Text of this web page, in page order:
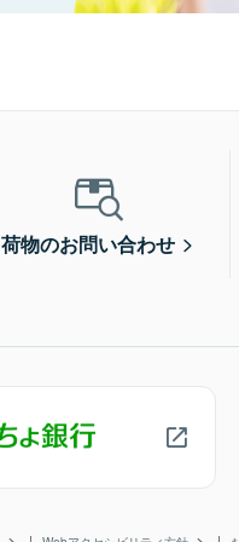
荷物のお問い合わせ